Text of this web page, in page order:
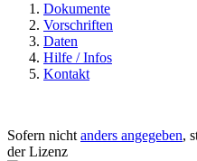
Dokumente
Vorschriften
Daten
Hilfe / Infos
Kontakt
Sofern nichtanders angegeben,
der Lizenz